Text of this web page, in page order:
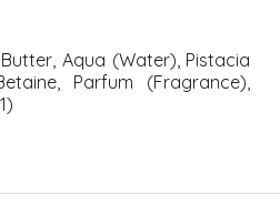
Aqua (Water), Pistacia
Parfum (Fragrance),